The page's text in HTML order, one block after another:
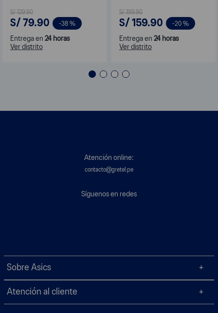
S/ 129.90
S/ 79.90 -38 %
Entrega en 24 horas
Ver distrito
S/ 199.90
S/ 159.90 -20 %
Entrega en 24 horas
Ver distrito
Atención online:
contacto@gretel.pe
Síguenos en redes
Sobre Asics
Atención al cliente